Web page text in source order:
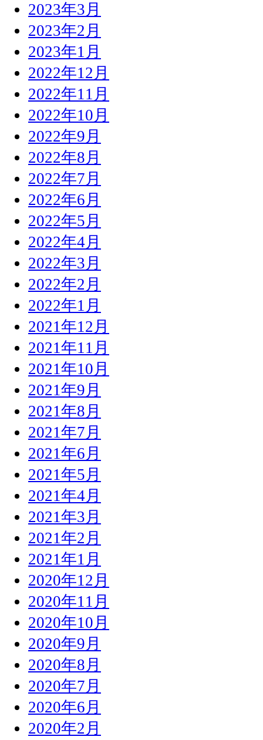
2023年3月
2023年2月
2023年1月
2022年12月
2022年11月
2022年10月
2022年9月
2022年8月
2022年7月
2022年6月
2022年5月
2022年4月
2022年3月
2022年2月
2022年1月
2021年12月
2021年11月
2021年10月
2021年9月
2021年8月
2021年7月
2021年6月
2021年5月
2021年4月
2021年3月
2021年2月
2021年1月
2020年12月
2020年11月
2020年10月
2020年9月
2020年8月
2020年7月
2020年6月
2020年2月